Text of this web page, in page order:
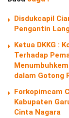
Disdukcapil
Pengantin
Ketua DKKG :
Terhadap
dalam Gotong
Forkopimcam
Kabupaten
Cinta Nagara